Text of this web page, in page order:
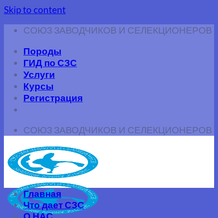
Skip to content
СОЮЗ ЗАВОДЧИКОВ И СЕЛЕКЦИОНЕРОВ
Породы
ГИД по СЗС
Услуги
Курсы
Регистрация
СОЮЗ ЗАВОДЧИКОВ И СЕЛЕКЦИОНЕРОВ
Главная
Что дает СЗС